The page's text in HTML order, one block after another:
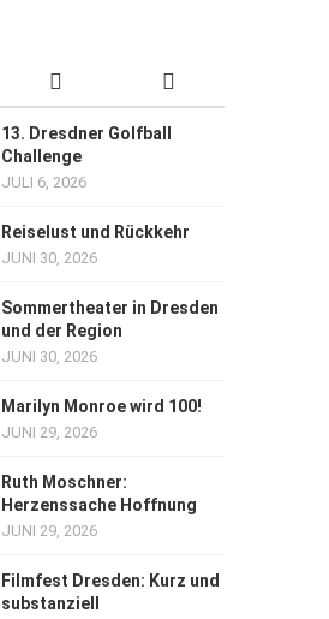
13. Dresdner Golfball
Challenge
JULI 6, 2026
Reiselust und Rückkehr
JUNI 30, 2026
Sommertheater in Dresden
und der Region
JUNI 30, 2026
Marilyn Monroe wird 100!
JUNI 29, 2026
Ruth Moschner:
Herzenssache Hoffnung
JUNI 29, 2026
Filmfest Dresden: Kurz und
substanziell